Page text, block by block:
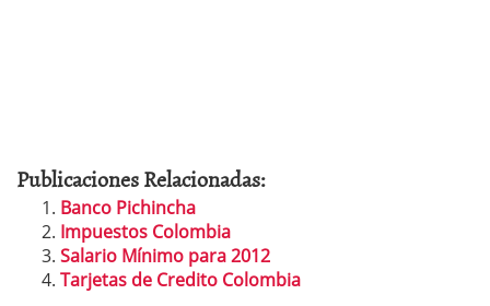
Publicaciones Relacionadas:
Banco Pichincha
Impuestos Colombia
Salario Mínimo para 2012
Tarjetas de Credito Colombia